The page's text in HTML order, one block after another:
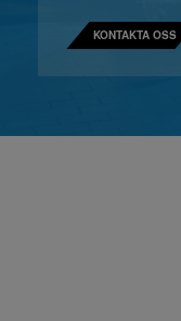
KONTAKTA OSS